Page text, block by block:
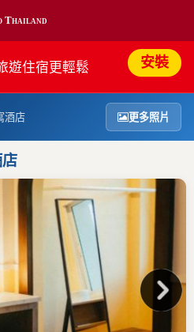
Thailand
遊住宿更輕鬆 安裝
酒店 更多照片